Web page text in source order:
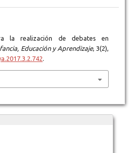
la realización de debates en
Educación y Aprendizaje, 3(2),
.